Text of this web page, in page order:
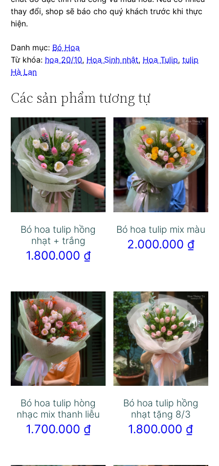
thay đổi, shop sẽ báo cho quý khách trước khi thực
hiện.
Danh mục: Bó Hoa
Từ khóa: hoa 20/10, Hoa Sinh nhật, Hoa Tulip,tulip
Hà Lan
Các sản phẩm tương tự
Bó hoa tulip hồng
nhạt + trắng
1.800.000 ₫
Bó hoa tulip mix màu
2.000.000 ₫
Bó hoa tulip hòng
nhạc mix thanh liễu
1.700.000 ₫
Bó hoa tulip hồng
nhạt tặng 8/3
1.800.000 ₫